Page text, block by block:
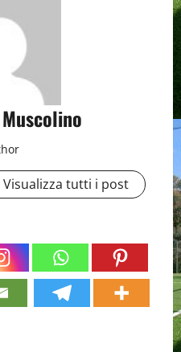
Visualizza tutti i post